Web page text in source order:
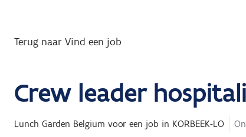
Terug naar Vind een job
Crew leader
Lunch Garden Belgium voor een job in KORBEEK-LO